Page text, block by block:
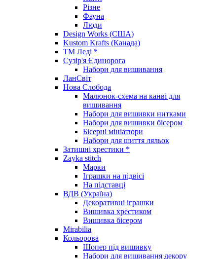
Різне
Фауна
Люди
Design Works (США)
Kustom Krafts (Канада)
ТМ Леді *
Сузір'я Єдинорога
Набори для вишивання
ЛанСвіт
Нова Слобода
Малюнок-схема на канві для
вишивання
Набори для вишивки нитками
Набори для вишивки бісером
Бісерні мініатюри
Набори для шиття ляльок
Затишні хрестики *
Zayka stitch
Марки
Іграшки на підвісі
На підставці
ВДВ (Україна)
Декоративні іграшки
Вишивка хрестиком
Вишивка бісером
Mirabilia
Кольорова
Шопер під вишивку
Набори для вишивання декору